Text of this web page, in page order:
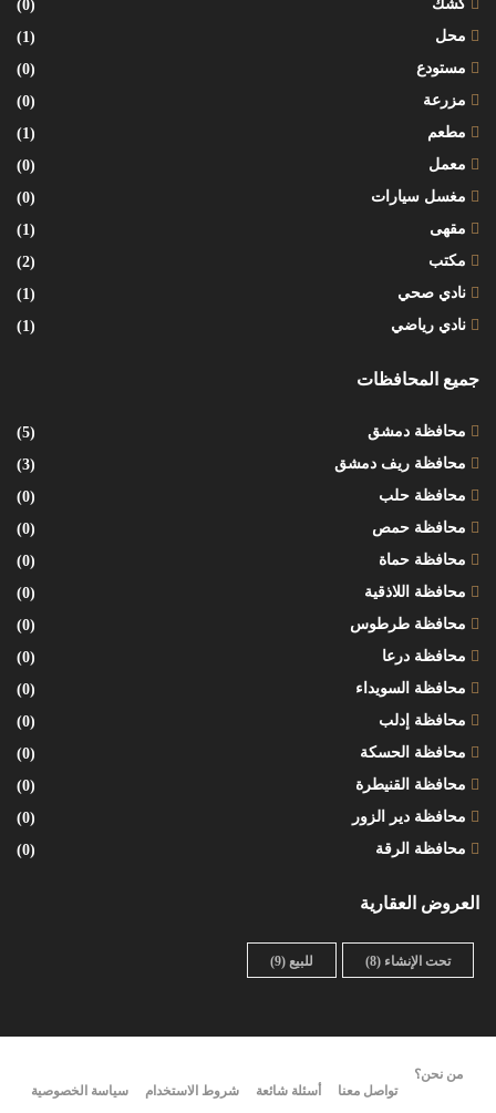
كشك
(0)
محل
(1)
مستودع
(0)
مزرعة
(0)
مطعم
(1)
معمل
(0)
مغسل سيارات
(0)
مقهى
(1)
مكتب
(2)
نادي صحي
(1)
نادي رياضي
(1)
جميع المحافظات
محافظة دمشق
(5)
محافظة ريف دمشق
(3)
محافظة حلب
(0)
محافظة حمص
(0)
محافظة حماة
(0)
محافظة اللاذقية
(0)
محافظة طرطوس
(0)
محافظة درعا
(0)
محافظة السويداء
(0)
محافظة إدلب
(0)
محافظة الحسكة
(0)
محافظة القنيطرة
(0)
محافظة دير الزور
(0)
محافظة الرقة
(0)
العروض العقارية
تحت الإنشاء (8) للبيع (9)
من نحن؟
تواصل معنا
أسئلة شائعة شروط الاستخدام سياسة الخصوصية